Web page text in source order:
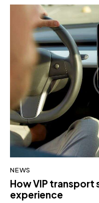
NEWS
How VIP transport
experience